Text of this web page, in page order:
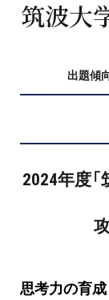
無料体験授
プロ家庭教
費用について
お申込みの
よくある質問
筑波大
出題傾
2024年度
思考力の育成